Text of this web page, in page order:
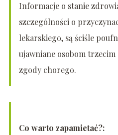
Informacje o stanie
szczególności o
lekarskiego, są ściśle
ujawniane osobom
zgody chorego.
Co warto zapamietać?: